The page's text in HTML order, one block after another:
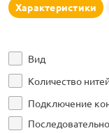
Характеристики
Вид
Количество
Подключение